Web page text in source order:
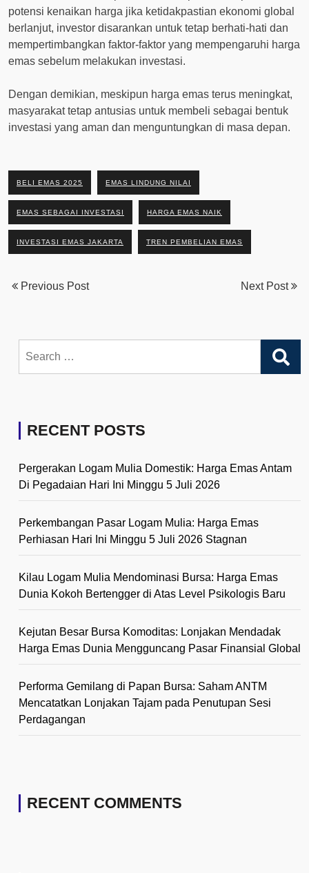
potensi kenaikan harga jika ketidakpastian ekonomi global
berlanjut, investor disarankan untuk tetap berhati-hati dan
mempertimbangkan faktor-faktor yang mempengaruhi harga
emas sebelum melakukan investasi.
Dengan demikian, meskipun harga emas terus meningkat,
masyarakat tetap antusias untuk membeli sebagai bentuk
investasi yang aman dan menguntungkan di masa depan.
BELI EMAS 2025 EMAS LINDUNG NILAI
EMAS SEBAGAI INVESTASI HARGA EMAS NAIK
INVESTASI EMAS JAKARTA TREN PEMBELIAN EMAS
Previous Post Next Post
for:
RECENT POSTS
Pergerakan Logam Mulia Domestik: Harga Emas Antam
Di Pegadaian Hari Ini Minggu 5 Juli 2026
Perkembangan Pasar Logam Mulia: Harga Emas
Perhiasan Hari Ini Minggu 5 Juli 2026 Stagnan
Kilau Logam Mulia Mendominasi Bursa: Harga Emas
Dunia Kokoh Bertengger di Atas Level Psikologis Baru
Kejutan Besar Bursa Komoditas: Lonjakan Mendadak
Harga Emas Dunia Mengguncang Pasar Finansial Global
Performa Gemilang di Papan Bursa: Saham ANTM
Mencatatkan Lonjakan Tajam pada Penutupan Sesi
Perdagangan
RECENT COMMENTS